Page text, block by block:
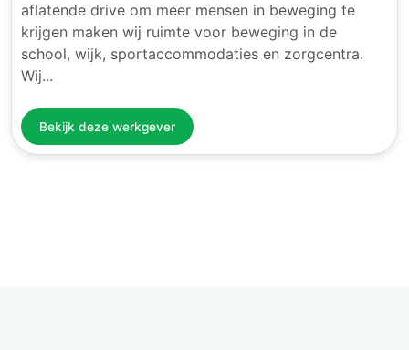
aflatende drive om meer mensen in beweging te
krijgen maken wij ruimte voor beweging in de
school, wijk, sportaccommodaties en zorgcentra.
Wij...
Bekijk deze werkgever